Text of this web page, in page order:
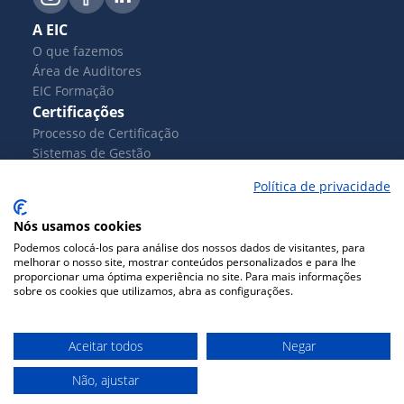
A EIC
O que fazemos
Área de Auditores
EIC Formação
Certificações
Processo de Certificação
Sistemas de Gestão
Documentos
Blog
Contactos
Política de Privacidade|Termos e Condições|Política
de Cookies| Livro de Reclamações
Crafted byShoppingBuilders
Política de privacidade
Nós usamos cookies
Podemos colocá-los para análise dos nossos dados de visitantes, para
melhorar o nosso site, mostrar conteúdos personalizados e para lhe
proporcionar uma óptima experiência no site. Para mais informações
sobre os cookies que utilizamos, abra as configurações.
Aceitar todos
Negar
Não, ajustar